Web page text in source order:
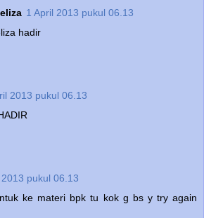
1 April 2013 pukul 06.13
hadir
2013 pukul 06.13
2013 pukul 06.13
ke materi bpk tu kok g bs y try again